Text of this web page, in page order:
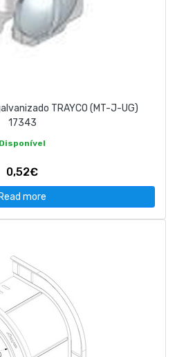
TRAYCO (MT-J-UG)
17343
Disponível
0,52€
Read more